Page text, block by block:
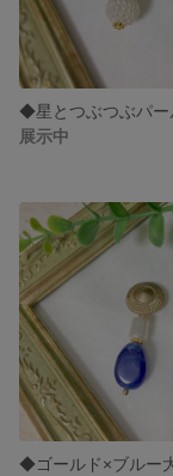
展示中